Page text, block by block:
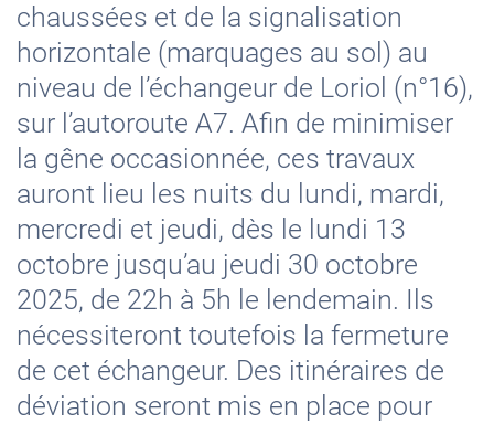
chaussées et de la signalisation
horizontale (marquages au sol) au
niveau de l’échangeur de Loriol (n°16),
sur l’autoroute A7. Afin de minimiser
la gêne occasionnée, ces travaux
auront lieu les nuits du lundi, mardi,
mercredi et jeudi, dès le lundi 13
octobre jusqu’au jeudi 30 octobre
2025, de 22h à 5h le lendemain. Ils
nécessiteront toutefois la fermeture
de cet échangeur. Des itinéraires de
déviation seront mis en place pour